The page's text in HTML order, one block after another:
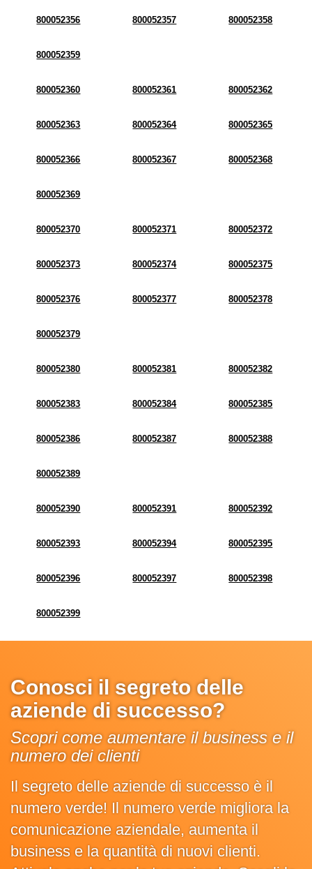
800052356 800052357 800052358
800052359
800052360 800052361 800052362
800052363 800052364 800052365
800052366 800052367 800052368
800052369
800052370 800052371 800052372
800052373 800052374 800052375
800052376 800052377 800052378
800052379
800052380 800052381 800052382
800052383 800052384 800052385
800052386 800052387 800052388
800052389
800052390 800052391 800052392
800052393 800052394 800052395
800052396 800052397 800052398
800052399
Conosci il segreto delle
aziende di successo?
Scopri come aumentare il business e il
numero dei clienti
Il segreto delle aziende di successo è il
numero verde! Il numero verde migliora la
comunicazione aziendale, aumenta il
business e la quantità di nuovi clienti.